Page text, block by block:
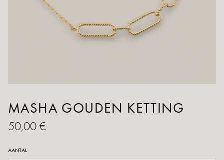
MASHA GOUDEN KETTING
50,00 €
AANTAL